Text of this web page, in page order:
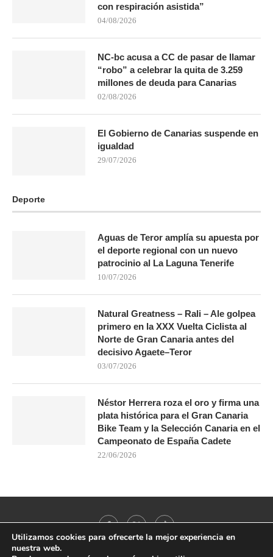
con respiración asistida”
04/08/2026
NC-bc acusa a CC de pasar de llamar
“robo” a celebrar la quita de 3.259
millones de deuda para Canarias
02/08/2026
El Gobierno de Canarias suspende en
igualdad
29/07/2026
Deporte
Aguas de Teror amplía su apuesta por
el deporte regional con un nuevo
patrocinio al La Laguna Tenerife
10/07/2026
Natural Greatness – Rali – Ale golpea
primero en la XXX Vuelta Ciclista al
Norte de Gran Canaria antes del
decisivo Agaete–Teror
03/07/2026
Néstor Herrera roza el oro y firma una
plata histórica para el Gran Canaria
Bike Team y la Selección Canaria en el
Campeonato de España Cadete
22/06/2026
Utilizamos cookies para ofrecerte la mejor experiencia en
nuestra web.